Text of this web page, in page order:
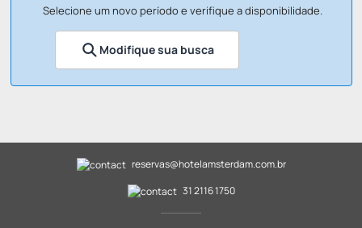
Selecione um novo período e verifique a disponibilidade.
Modifique sua busca
reservas@hotelamsterdam.com.br
31 2116 1750